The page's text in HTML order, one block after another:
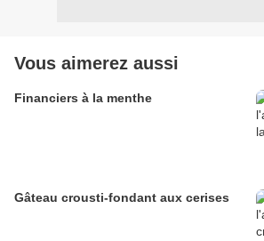
Vous aimerez aussi
Financiers à la menthe
Gâteau crousti-fondant aux cerises